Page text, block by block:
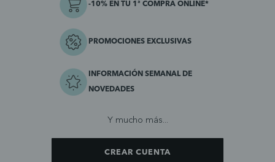
-10% EN TU 1ª COMPRA ONLINE*
PROMOCIONES EXCLUSIVAS
INFORMACIÓN SEMANAL DE
NOVEDADES
Y mucho más...
CREAR CUENTA